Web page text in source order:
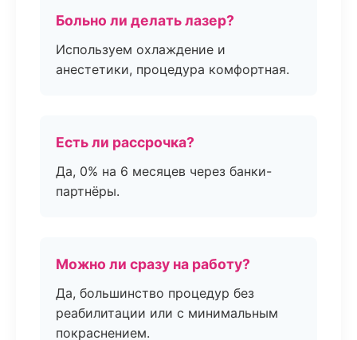
Больно ли делать лазер?
Используем охлаждение и
анестетики, процедура комфортная.
Есть ли рассрочка?
Да, 0% на 6 месяцев через банки-
партнёры.
Можно ли сразу на работу?
Да, большинство процедур без
реабилитации или с минимальным
покраснением.